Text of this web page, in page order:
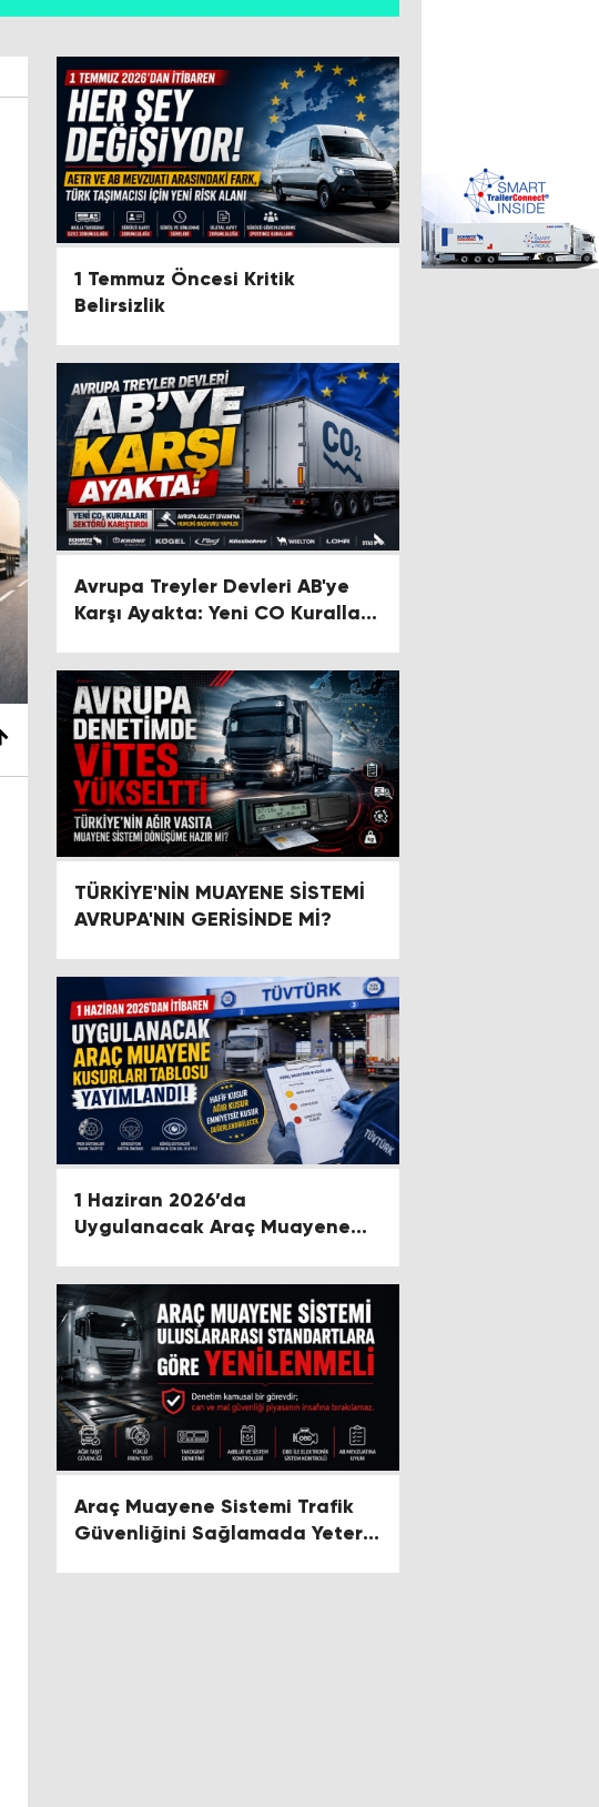
1 Temmuz Öncesi Kritik
Belirsizlik
Avrupa Treyler Devleri AB'ye
Karşı Ayakta: Yeni CO Kuralları
TÜRKİYE'NİN MUAYENE SİSTEMİ
AVRUPA'NIN GERİSİNDE Mİ?
1 Haziran 2026’da
Uygulanacak Araç Muayene
Araç Muayene Sistemi Trafik
Güvenliğini Sağlamada Yeterli